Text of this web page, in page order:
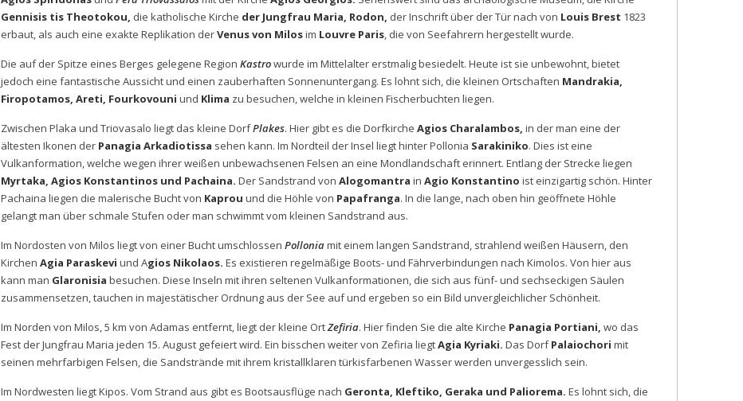
Gennisis tis Theotokou, die katholische Kirche der Jungfrau Maria, Rodon, der Inschrift über der Tür nach von Louis Brest 1823
erbaut, als auch eine exakte Replikation derVenus von Milosim Louvre Paris, die von Seefahrern hergestellt wurde.
Die auf der Spitze eines Berges gelegene Region Kastrowurde im Mittelalter erstmalig besiedelt. Heute ist sie unbewohnt, bietet
jedoch eine fantastische Aussicht und einen zauberhaften Sonnenuntergang. Es lohnt sich, die kleinen Ortschaften Mandrakia,
Firopotamos, Areti, Fourkovouni und Klima zu besuchen, welche in kleinen Fischerbuchten liegen.
Zwischen Plaka und Triovasalo liegt das kleine DorfPlakes. Hier gibt es die Dorfkirche Agios Charalambos, in der man eine der
ältesten Ikonen der Panagia Arkadiotissa sehen kann. Im Nordteil der Insel liegt hinter Pollonia Sarakiniko. Dies ist eine
Vulkanformation, welche wegen ihrer weißen unbewachsenen Felsen an eine Mondlandschaft erinnert. Entlang der Strecke liegen
Myrtaka, Agios Konstantinos und Pachaina. Der Sandstrand von Alogomantra in Agio Konstantino ist einzigartig schön. Hinter
Pachaina liegen die malerische Bucht von Kaprou und die Höhle von Papafranga. In die lange, nach oben hin geöffnete Höhle
gelangt man über schmale Stufen oder man schwimmt vom kleinen Sandstrand aus.
Im Nordosten von Milos liegt von einer Bucht umschlossen Polloniamit einem langen Sandstrand, strahlend weißen Häusern, den
Kirchen Agia Paraskevi und Agios Nikolaos. Es existieren regelmäßige Boots- und Fährverbindungen nach Kimolos. Von hier aus
kann man Glaronisia besuchen. Diese Inseln mit ihren seltenen Vulkanformationen, die sich aus fünf- und sechseckigen Säulen
zusammensetzen, tauchen in majestätischer Ordnung aus der See auf und ergeben so ein Bild unvergleichlicher Schönheit.
Im Norden von Milos, 5 km von Adamas entfernt, liegt der kleine OrtZefiria. Hier finden Sie die alte Kirche Panagia Portiani, wo das
Fest der Jungfrau Maria jeden 15. August gefeiert wird. Ein bisschen weiter von Zefiria liegtAgia Kyriaki. Das DorfPalaiochori mit
seinen mehrfarbigen Felsen, die Sandstrände mit ihrem kristallklaren türkisfarbenen Wasser werden unvergesslich sein.
Im Nordwesten liegt Kipos. Vom Strand aus gibt es Bootsausflüge nach Geronta, Kleftiko, Geraka und Paliorema. Es lohnt sich, die